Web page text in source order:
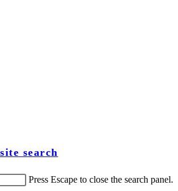
search
Press Escape to close the search panel.